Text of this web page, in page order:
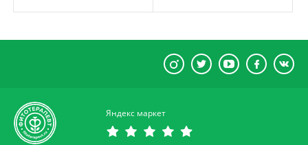
Яндекс маркет